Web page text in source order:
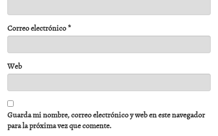
Correo electrónico*
Web
Guarda mi nombre, correo electrónico y web en este navegador
para la próxima vez que comente.